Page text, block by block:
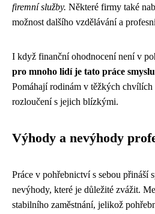
firemní služby. Některé firmy také
možnost dalšího vzdělávání a
I když finanční ohodnocení není v
pro mnoho lidí je tato práce
Pomáhají rodinám v těžkých
rozloučení s jejich blízkými.
Výhody a nevýhody
Práce v pohřebnictví s sebou přináší
nevýhody, které je důležité zvážit.
stabilního zaměstnání, jelikož